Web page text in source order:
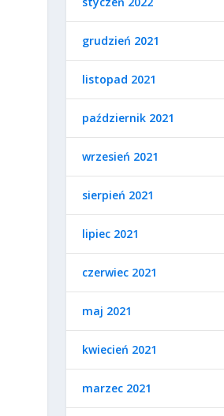
grudzień 2021
listopad 2021
październik 2021
wrzesień 2021
sierpień 2021
lipiec 2021
czerwiec 2021
maj 2021
kwiecień 2021
marzec 2021